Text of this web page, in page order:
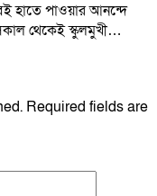
হাতে পাওয়ার আনন্দে
থেকেই স্কুলমুখী…
Required fields are